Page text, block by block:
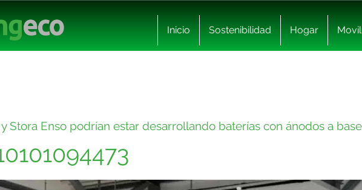
Inicio Sostenibilidad Hogar
Stora Enso podrían estar desarrollando baterías con ánodos a